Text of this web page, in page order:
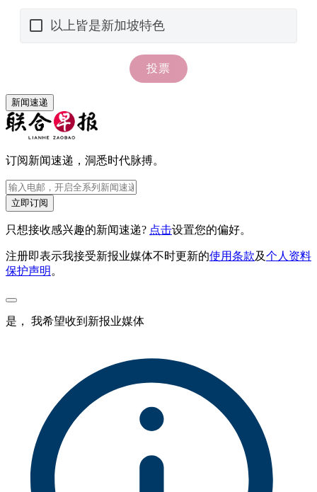
新闻速递
订阅新闻速递，洞悉时代脉搏。
立即订阅
只想接收感兴趣的新闻速递? 点击设置您的偏好。
注册即表示我接受新报业媒体不时更新的使用条款及个人资料
保护声明 。
是， 我希望收到新报业媒体